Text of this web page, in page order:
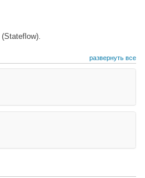
(Stateflow).
развернуть все